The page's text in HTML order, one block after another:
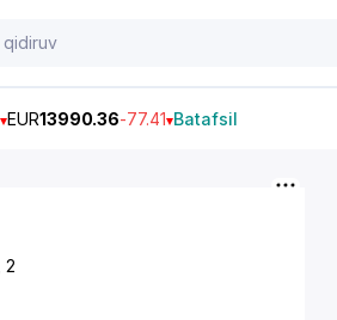
EUR13990.36-77.41 Batafsil
, 2